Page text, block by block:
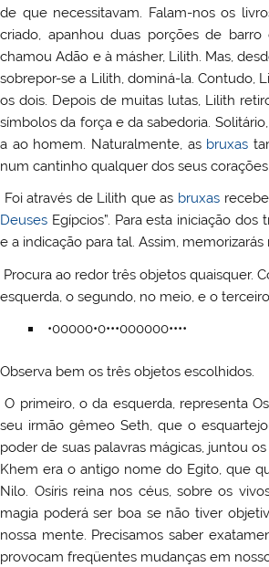
de que necessitavam. Falam-nos os
criado, apanhou duas porções de
chamou Adão e à másher, Lilith. Mas,
sobrepor-se a Lilith, dominá-la. Contudo,
os dois. Depois de muitas lutas, Lilith
símbolos da força e da sabedoria.
a ao homem. Naturalmente, as bruxas
num cantinho qualquer dos seus
Foi através de Lilith que as bruxas
Deuses Egípcios”. Para esta iniciação dos
e a indicação para tal. Assim,
Procura ao redor três objetos quaisquer.
esquerda, o segundo, no meio, e o
•00000•0•••000000••••
Observa bem os três objetos escolhidos.
O primeiro, o da esquerda, representa
seu irmão gêmeo Seth, que o
poder de suas palavras mágicas, juntou
Khem era o antigo nome do Egito, que
Nilo. Osíris reina nos céus, sobre os
magia poderá ser boa se não tiver
nossa mente. Precisamos saber
provocam freqüentes mudanças em